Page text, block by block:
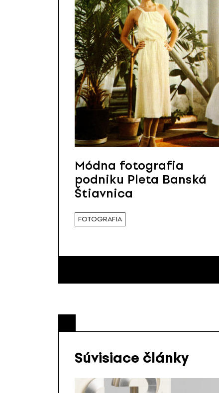
Módna fotografia
podniku Pleta Banská
Štiavnica
FOTOGRAFIA
Súvisiace články